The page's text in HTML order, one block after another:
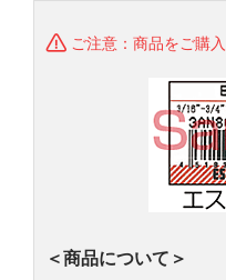
ご注意：商品をご購
＜商品について＞